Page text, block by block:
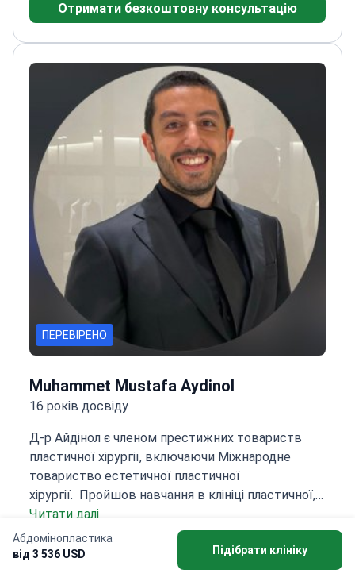
Абдомінопластика
від 3 536 USD
Підібрати клініку
БашкентПройшов навчання в Медичній школі
EBOPRAS
Отримати безкоштовну консультацію
ПЕРЕВІРЕНО
Muhammet Mustafa Aydinol
16 років досвіду
Д-р Айдінол є членом престижних товариств
пластичної хірургії, включаючи Міжнародне
товариство естетичної пластичної
хірургії.
Пройшов навчання в клініці пластичної,
реконструктивної та естетичної хірургії
Університету Дікле
Опублікував багато робіт з
естетичних та реконструктивних
Спеціалізується на поєднанні ін'єкцій
Читати далі
Отримати безкоштовну консультацію